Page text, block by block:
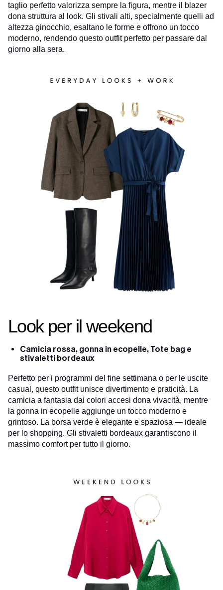
taglio perfetto valorizza sempre la figura, mentre il blazer
dona struttura al look. Gli stivali alti, specialmente quelli ad
altezza ginocchio, esaltano le forme e offrono un tocco
moderno, rendendo questo outfit perfetto per passare dal
giorno alla sera.
Look per il weekend
Camicia rossa, gonna in ecopelle, Tote bag e
stivaletti bordeaux
Perfetto per i programmi del fine settimana o per le uscite
casual, questo outfit unisce divertimento e praticità. La
camicia a fantasia dai colori accesi dona vivacità, mentre
la gonna in ecopelle aggiunge un tocco moderno e
grintoso. La borsa verde è elegante e spaziosa — ideale
per lo shopping. Gli stivaletti bordeaux garantiscono il
massimo comfort per tutto il giorno.